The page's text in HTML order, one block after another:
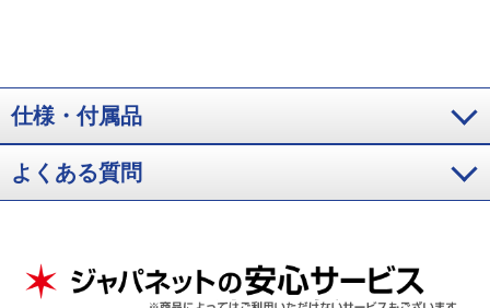
仕様・付属品
よくある質問